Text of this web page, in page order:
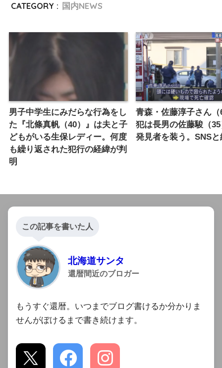
CATEGORY : 国内NEWS
男子中学生にみだらな行為をし
た『北條真帆（40）』は夫と子
どもがいる生保レディー。何度
も繰り返された犯行の経緯が判
明
青森・佐藤淳子さん（
犯は長男の佐藤駿（
発見者を装う。SNS
この記事を書いた人
北海道サンタ
還暦間近のブロガー
もうすぐ還暦。いつまでブログ書けるか分かりま
せんがぼけるまで書き続けます。